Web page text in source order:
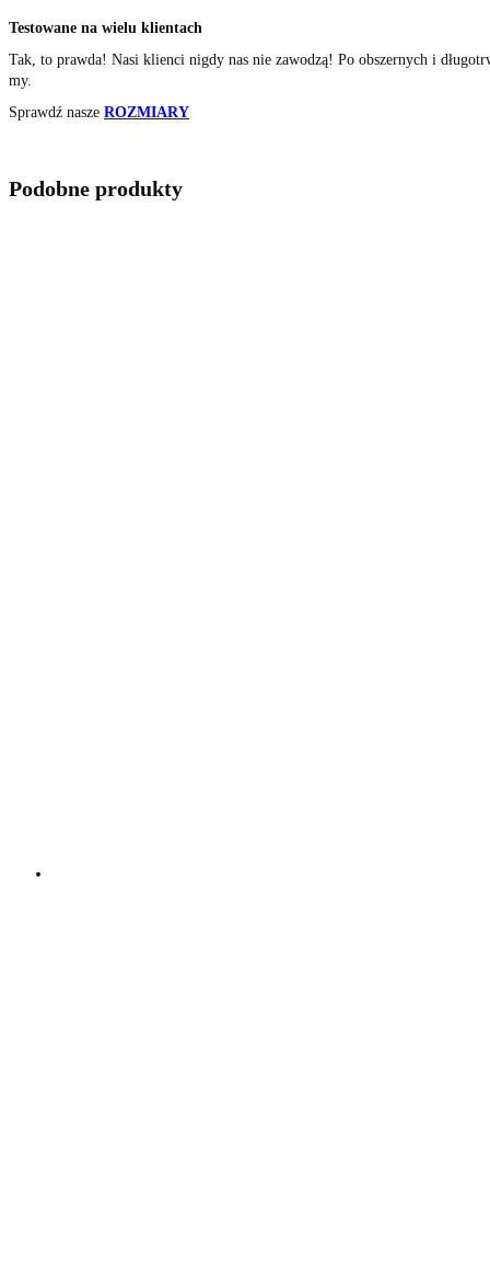
Testowane na wielu klientach
Tak, to prawda! Nasi klienci nigdy nas nie zawodzą! Po obszernych i
my.
Sprawdź nasze ROZMIARY
Podobne produkty